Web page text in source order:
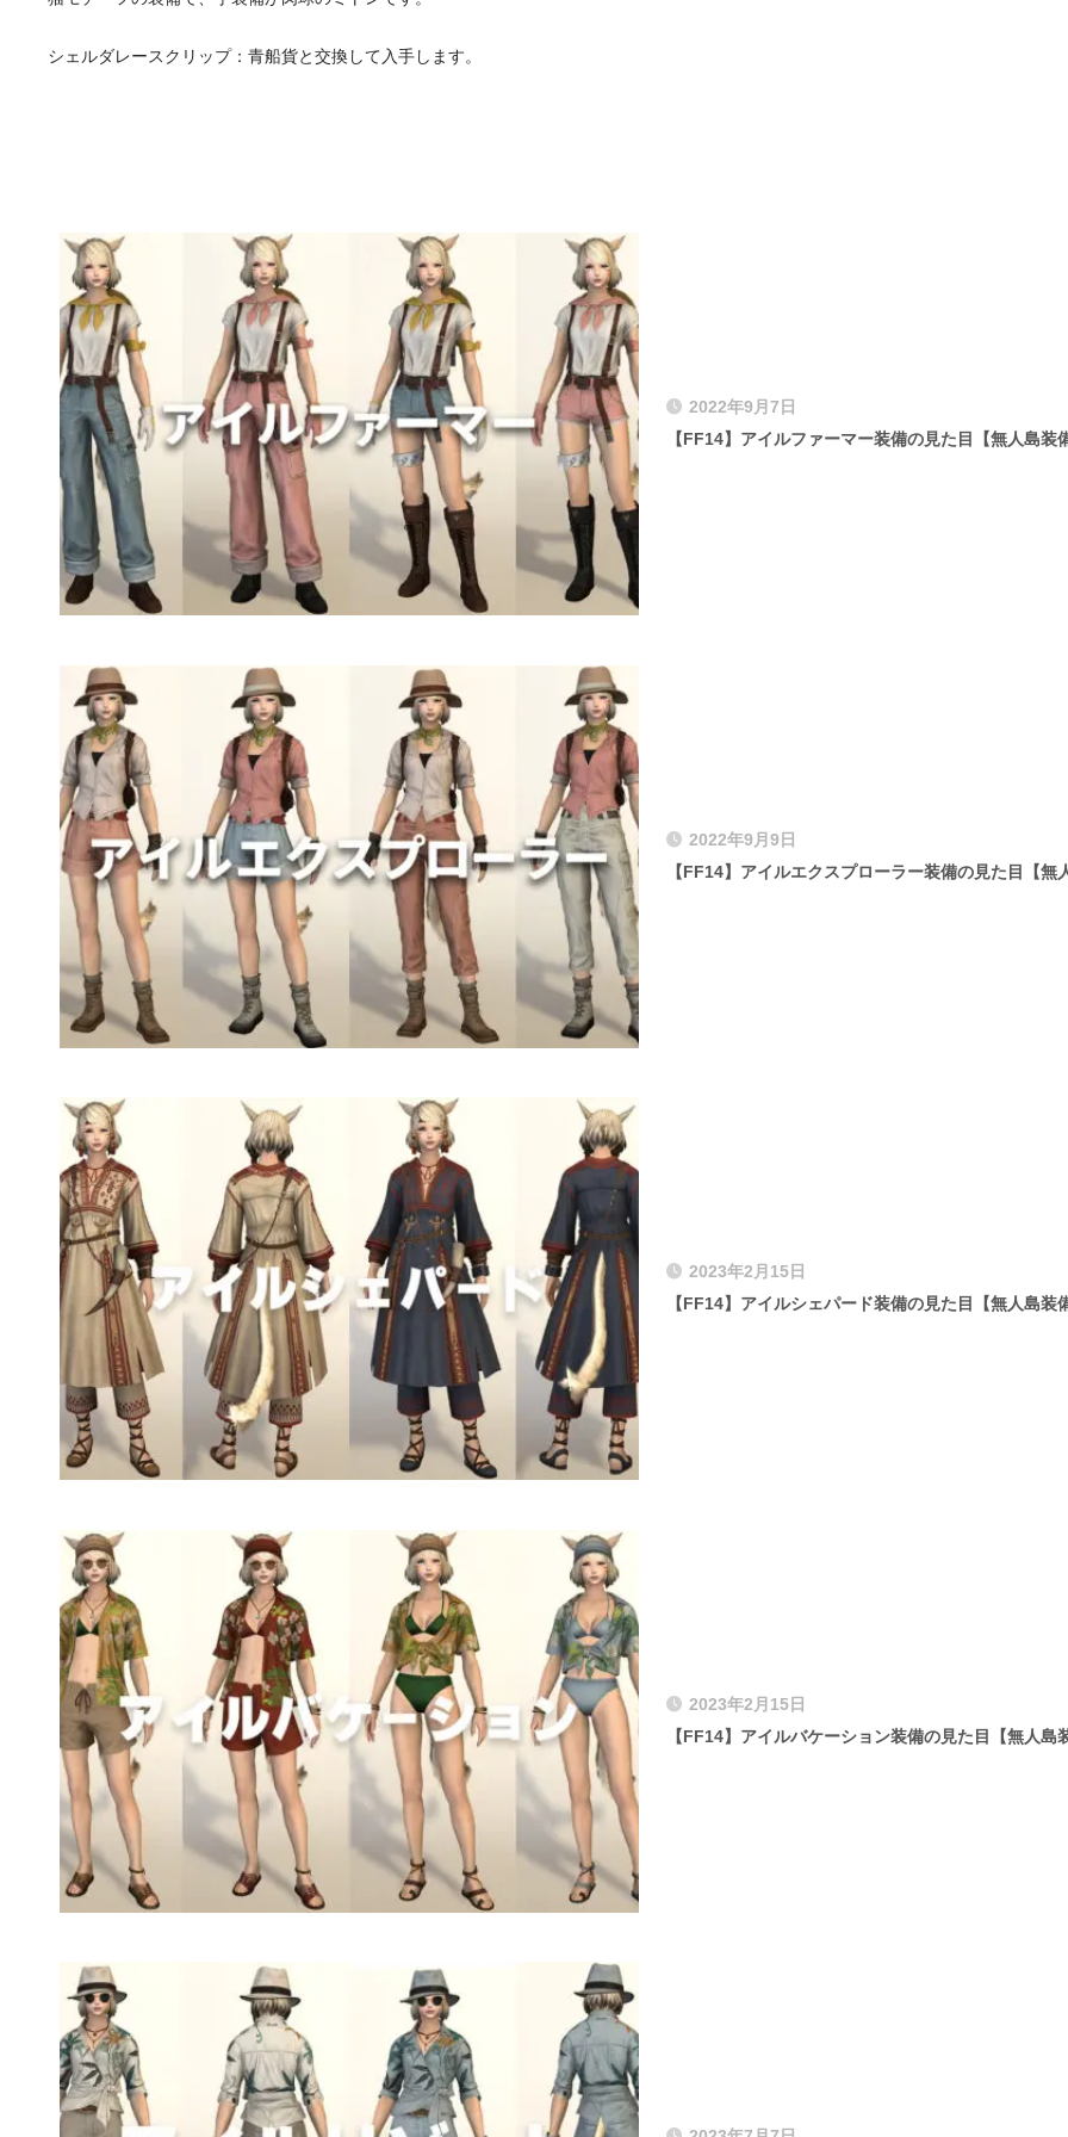
シェルダレースクリップ：青船貨と交換して入手します。
2022年9月7日
【FF14】アイルファーマー装備の見た目【無人島装
2022年9月9日
【FF14】アイルエクスプローラー装備の見た目【無
2023年2月15日
【FF14】アイルシェパード装備の見た目【無人島装
2023年2月15日
【FF14】アイルバケーション装備の見た目【無人島